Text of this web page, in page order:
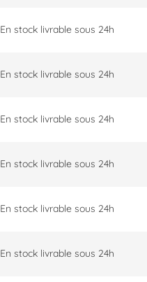
En stock livrable sous 24h
En stock livrable sous 24h
En stock livrable sous 24h
En stock livrable sous 24h
En stock livrable sous 24h
En stock livrable sous 24h